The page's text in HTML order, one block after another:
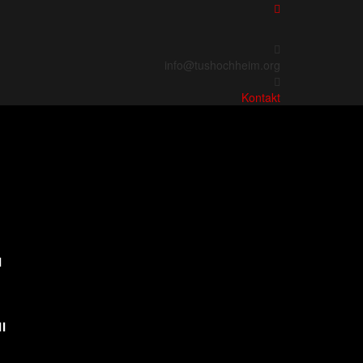
info@tushochheim.org
Kontakt